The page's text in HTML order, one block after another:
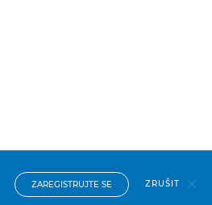
ZAREGISTRUJTE SE ZRUŠIT